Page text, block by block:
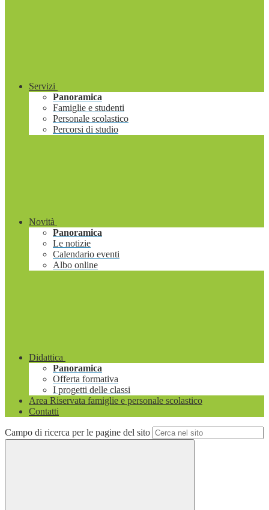
Servizi
Panoramica
Famiglie e studenti
Personale scolastico
Percorsi di studio
Novità
Panoramica
Le notizie
Calendario eventi
Albo online
Didattica
Panoramica
Offerta formativa
I progetti delle classi
Area Riservata famiglie e personale scolastico
Contatti
Campo di ricerca per le pagine del sito